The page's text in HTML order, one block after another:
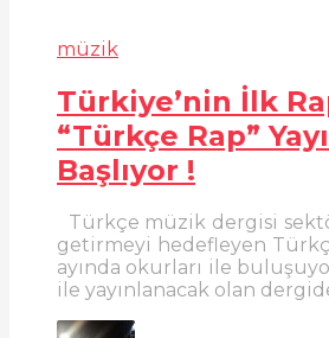
müzik
Türkiye’nin İlk
“Türkçe Rap”
Başlıyor !
Türkçe müzik dergisi
getirmeyi hedefleyen
ayında okurları ile
ile yayınlanacak olan